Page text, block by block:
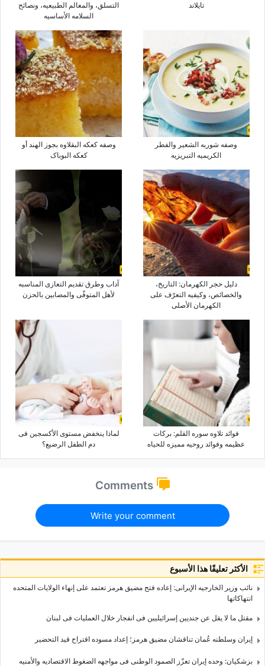
تایلاند
التسلق، والمعالم الطبیعیه، ونصائح
السلامه الأساسیه
وصفه شوربه الشعیر والفطر
الکریمیه التبریزیه
وصفه کعکه البقلاوه بجوز الهند أو
کعکه البوباک
دلیل حجر الکهرمان: التاریخ،
والخصائص، وکیفیه التعرّف على
الکهرمان الأصلی
آداب وطرق تقدیم التعازی المناسبه
لأهل المتوفّى والمصابین بالحزن
فوائد تلاوه سوره القلم: برکات
عظیمه وفوائد روحیه ممیزه للحیاه
لماذا ینخفض مستوى الأکسجین فی
دم الطفل الرضیع؟
Comments
Write your comment
الأكثر تعليقًا هذا الأسبوع
نائب وزیر الخارجیه الإیرانی: إعاده فتح مضیق هرمز تعتمد على إنهاء الولایات المتحده
انتهاکاتها
مقتل ما لا یقل عن جندیین إسرائیلیین فی انفجار خلال العملیات فی لبنان
إیران وسلطنه عُمان تناقشان مضیق هرمز؛ إعداد مسوده اقتراح قید التحضیر
بزشکیان: وحده إیران تعزّز الصمود الوطنی فی مواجهه الضغوط الاقتصادیه والأمنیه